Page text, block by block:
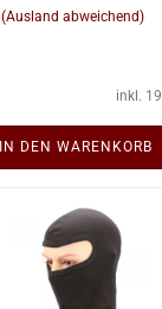
(Ausland abweichend)
inkl.
IN DEN WARENKORB